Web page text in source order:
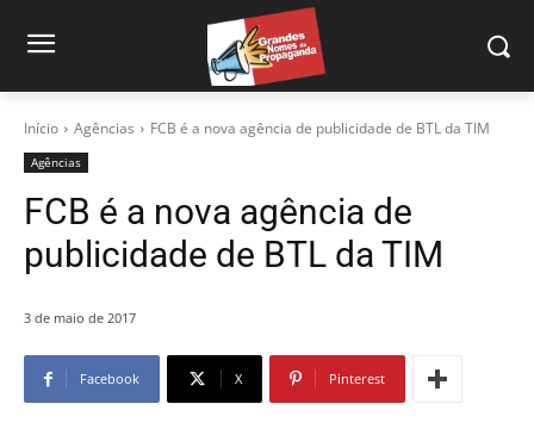
Início Agências FCB é a nova agência de publicidade de BTL da TIM
Agências
FCB é a nova agência de
publicidade de BTL da TIM
3 de maio de 2017
Facebook X Pinterest